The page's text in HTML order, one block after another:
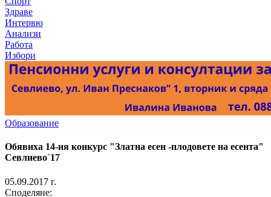
Здраве
Интервю
Анализи
Работа
Избори
Образование
Обявиха 14-ия конкурс "Златна есен -плодовете на есента"
Севлиево`17
05.09.2017 г.
Споделяне: